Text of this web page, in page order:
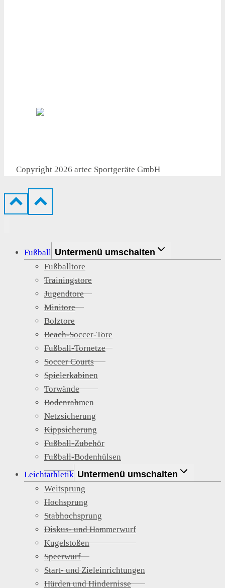
Copyright 2026 artec Sportgeräte GmbH
Fußball Untermenü umschalten
Fußballtore
Trainingstore
Jugendtore
Minitore
Bolztore
Beach-Soccer-Tore
Fußball-Tornetze
Soccer Courts
Spielerkabinen
Torwände
Bodenrahmen
Netzsicherung
Kippsicherung
Fußball-Zubehör
Fußball-Bodenhülsen
Leichtathletik Untermenü umschalten
Weitsprung
Hochsprung
Stabhochsprung
Diskus- und Hammerwurf
Kugelstoßen
Speerwurf
Start- und Zieleinrichtungen
Hürden und Hindernisse